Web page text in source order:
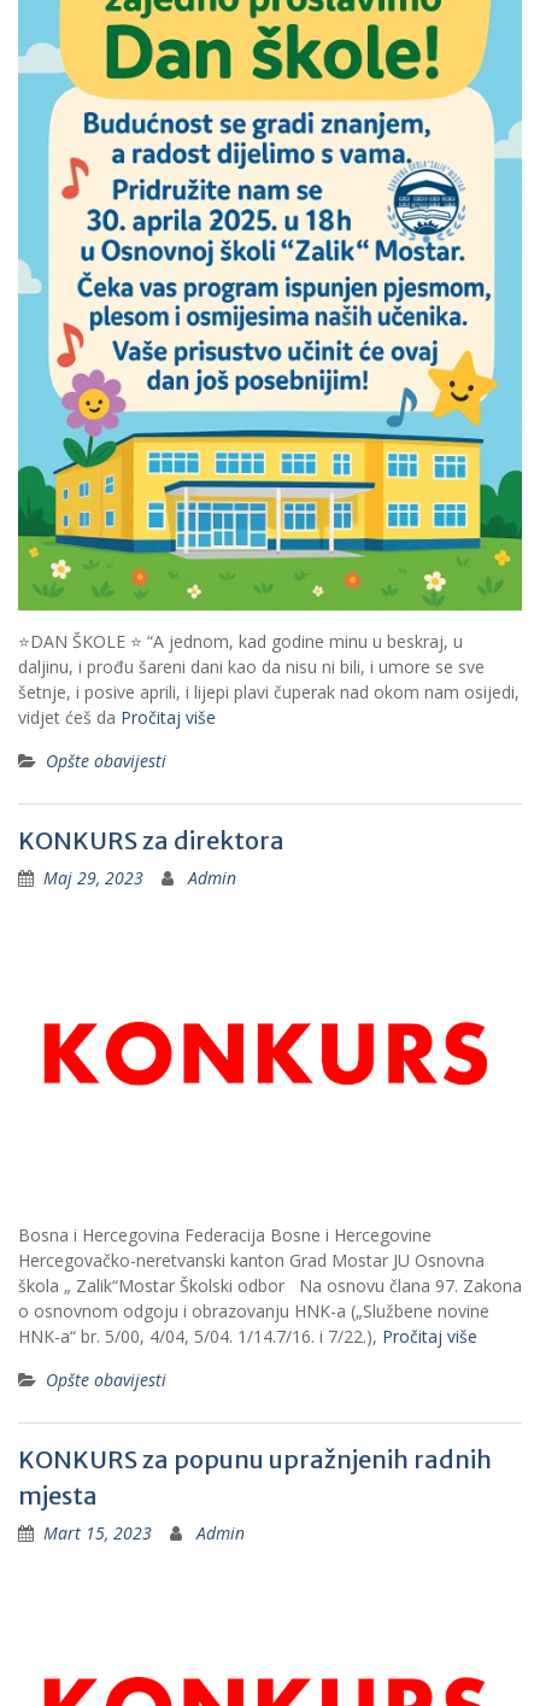
⭐DAN ŠKOLE ⭐ “A jednom, kad godine minu u beskraj, u
daljinu, i prođu šareni dani kao da nisu ni bili, i umore se sve
šetnje, i posive aprili, i lijepi plavi čuperak nad okom nam osijedi,
vidjet ćeš da Pročitaj više
Opšte obavijesti
KONKURS za direktora
Maj 29, 2023 Admin
Bosna i Hercegovina Federacija Bosne i Hercegovine
Hercegovačko-neretvanski kanton Grad Mostar JU Osnovna
škola „ Zalik“Mostar Školski odbor Na osnovu člana 97. Zakona
o osnovnom odgoju i obrazovanju HNK-a („Službene novine
HNK-a“ br. 5/00, 4/04, 5/04. 1/14.7/16. i 7/22.), Pročitaj više
Opšte obavijesti
KONKURS za popunu upražnjenih radnih
mjesta
Mart 15, 2023 Admin